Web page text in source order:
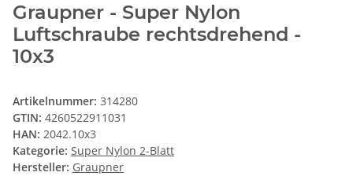
Graupner - Super Nylon
Luftschraube rechtsdrehend -
10x3
Artikelnummer: 314280
GTIN: 4260522911031
HAN: 2042.10x3
Kategorie: Super Nylon 2-Blatt
Hersteller: Graupner